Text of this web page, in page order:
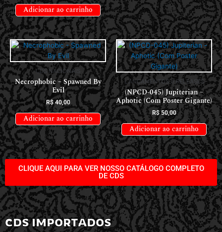
Adicionar ao carrinho
CDS NACIONAIS
Necrophobic – Spawned By
Evil
R$40,00
Adicionar ao carrinho
LANÇAMENTOS // RELEASES
(NPCD-045) Jupiterian –
Aphotic (Com Poster Gigante)
R$50,00
Adicionar ao carrinho
CLIQUE AQUI PARA VER NOSSO CATÁLOGO COMPLETO
DE CDS
CDS IMPORTADOS